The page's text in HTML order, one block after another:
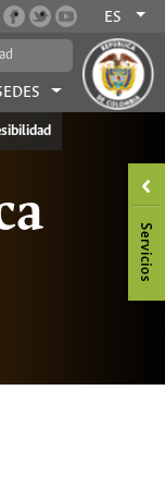
ES